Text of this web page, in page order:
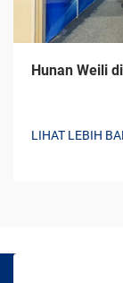
Hunan Weili
LIHAT LEBIH